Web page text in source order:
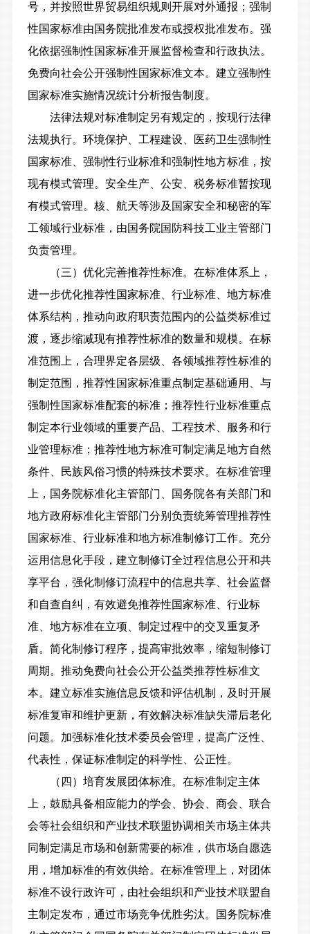
号，并按照世界贸易组织规则开展对外通报；强制
性国家标准由国务院批准发布或授权批准发布。强
化依据强制性国家标准开展监督检查和行政执法。
免费向社会公开强制性国家标准文本。建立强制性
国家标准实施情况统计分析报告制度。
法律法规对标准制定另有规定的，按现行法律
法规执行。环境保护、工程建设、医药卫生强制性
国家标准、强制性行业标准和强制性地方标准，按
现有模式管理。安全生产、公安、税务标准暂按现
有模式管理。核、航天等涉及国家安全和秘密的军
工领域行业标准，由国务院国防科技工业主管部门
负责管理。
（三）优化完善推荐性标准。在标准体系上，
进一步优化推荐性国家标准、行业标准、地方标准
体系结构，推动向政府职责范围内的公益类标准过
渡，逐步缩减现有推荐性标准的数量和规模。在标
准范围上，合理界定各层级、各领域推荐性标准的
制定范围，推荐性国家标准重点制定基础通用、与
强制性国家标准配套的标准；推荐性行业标准重点
制定本行业领域的重要产品、工程技术、服务和行
业管理标准；推荐性地方标准可制定满足地方自然
条件、民族风俗习惯的特殊技术要求。在标准管理
上， 国务院标准化主管部门、国务院各有关部门和
地方政府标准化主管部门分别负责统筹管理推荐性
国家标准、行业标准和地方标准制修订工作。充分
运用信息化手段，建立制修订全过程信息公开和共
享平台，强化制修订流程中的信息共享、社会监督
和自查自纠，有效避免推荐性国家标准、行业标
准、地方标准在立项、制定过程中的交叉重复矛
盾。简化制修订程序，提高审批效率，缩短制修订
周期。推动免费向社会公开公益类推荐性标准文
本。建立标准实施信息反馈和评估机制，及时开展
标准复审和维护更新，有效解决标准缺失滞后老化
问题。加强标准化技术委员会管理，提高广泛性、
代表性，保证标准制定的科学性、公正性。
（四）培育发展团体标准。在标准制定主体
上，鼓励具备相应能力的学会、协会、商会、联合
会等社会组织和产业技术联盟协调相关市场主体共
同制定满足市场和创新需要的标准，供市场自愿选
用，增加标准的有效供给。在标准管理上， 对团体
标准不设行政许可，由社会组织和产业技术联盟自
主制定发布，通过市场竞争优胜劣汰。国务院标准